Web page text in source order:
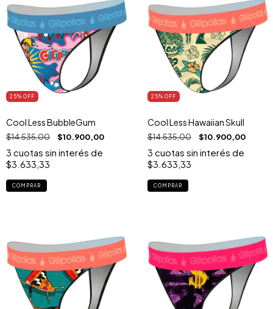
25% OFF
Cool Less BubbleGum
$14.535,00 $10.900,00
3 cuotas sin interés de
$3.633,33
COMPRAR
25% OFF
Cool Less Hawaiian Skull
$14.535,00 $10.900,00
3 cuotas sin interés de
$3.633,33
COMPRAR